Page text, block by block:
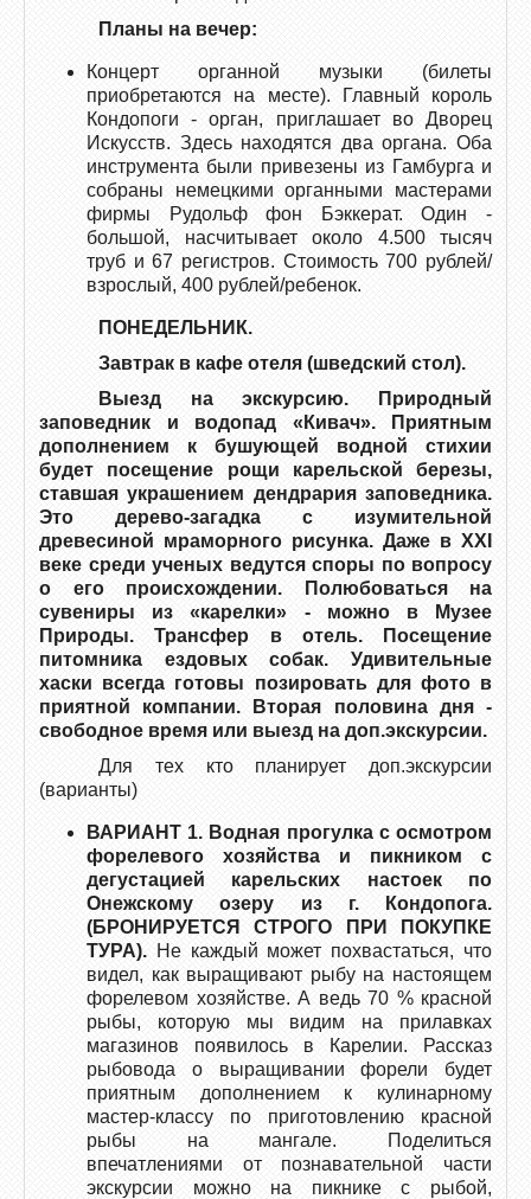
Планы на вечер:
Концерт органной музыки (билеты
приобретаются на месте). Главный король
Кондопоги - орган, приглашает во Дворец
Искусств. Здесь находятся два органа. Оба
инструмента были привезены из Гамбурга и
собраны немецкими органными мастерами
фирмы Рудольф фон Бэккерат. Один -
большой, насчитывает около 4.500 тысяч
труб и 67 регистров. Стоимость 700 рублей/
взрослый, 400 рублей/ребенок.
ПОНЕДЕЛЬНИК.
Завтрак в кафе отеля (шведский стол).
Выезд на экскурсию.
Природный
заповедник и водопад «Кивач».
Приятным
дополнением к бушующей водной стихии
будет посещение рощи карельской березы,
ставшая украшением дендрария заповедника.
Это дерево-загадка с изумительной
древесиной мраморного рисунка. Даже в XXI
веке среди ученых ведутся споры по вопросу
о его происхождении. Полюбоваться на
сувениры из «карелки» - можно в Музее
Природы. Трансфер в отель.
Посещение
питомника ездовых собак. Удивительные
хаски всегда готовы позировать для фото в
приятной компании. Вторая половина дня -
свободное время или выезд на доп.экскурсии.
Для тех кто планирует доп.экскурсии
(варианты)
ВАРИАНТ 1. Водная прогулка с осмотром
форелевого хозяйства и пикником с
дегустацией карельских настоек по
Онежскому озеру из г. Кондопога.
(БРОНИРУЕТСЯ СТРОГО ПРИ ПОКУПКЕ
ТУРА). Не каждый может похвастаться, что
видел, как выращивают рыбу на настоящем
форелевом хозяйстве. А ведь 70 % красной
рыбы, которую мы видим на прилавках
магазинов появилось в Карелии. Рассказ
рыбовода о выращивании форели будет
приятным дополнением к кулинарному
мастер-классу по приготовлению красной
рыбы на мангале. Поделиться
впечатлениями от познавательной части
экскурсии можно на пикнике с рыбой,